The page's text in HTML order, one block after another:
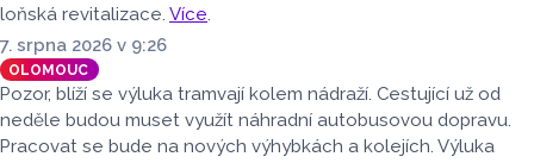
loňská revitalizace. Více.
7. srpna 2026 v 9:26
OLOMOUC
Pozor, blíží se výluka tramvají kolem nádraží. Cestující už od
neděle budou muset využít náhradní autobusovou dopravu.
Pracovat se bude na nových výhybkách a kolejích. Výluka